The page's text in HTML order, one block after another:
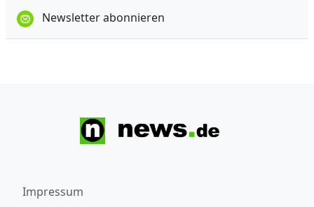
Newsletter abonnieren
Impressum